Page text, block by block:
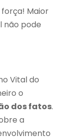
Maior
não pode
Vital do
o
dos fatos.
a